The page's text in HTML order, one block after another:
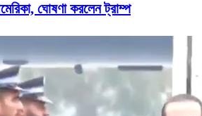
ঘোষণা করলেন ট্রাম্প